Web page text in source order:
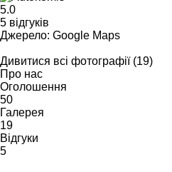
5.0
5 відгуків
Джерело: Google Maps
Дивитися всі фотографії (19)
Про нас
Оголошення
50
Галерея
19
Відгуки
5